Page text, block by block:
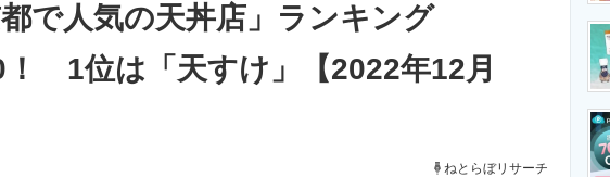
IT製品の技術・比較・事例 製造業のIT導入・
エネルギーの専門
都で人気の天丼店」ランキング
！ 1位は「天すけ」【2022年12月
ねとらぼリサーチ